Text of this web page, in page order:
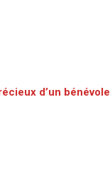
d’un bénévole